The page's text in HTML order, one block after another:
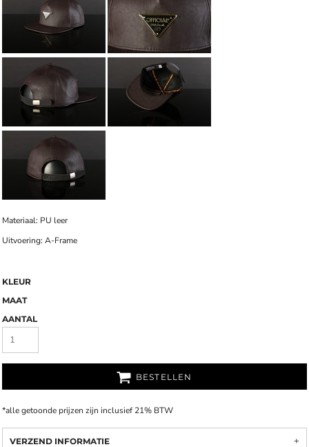
Materiaal: PU leer
Uitvoering: A-Frame
KLEUR
MAAT
AANTAL
BESTELLEN
*alle getoonde prijzen zijn inclusief 21% BTW
VERZEND INFORMATIE